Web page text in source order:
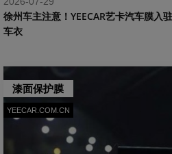
徐州车主注意！YEECAR艺卡汽车膜入
车衣
漆面保护膜
YEECAR.COM.CN